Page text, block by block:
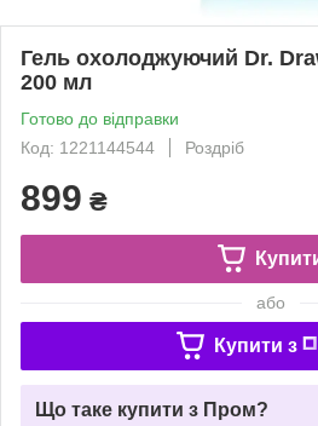
Гель охолоджуючий Dr.
200 мл
Готово до відправки
Код: 1221144544
Роздріб
899 ₴
або
Купити з
Що таке купити з Пром?